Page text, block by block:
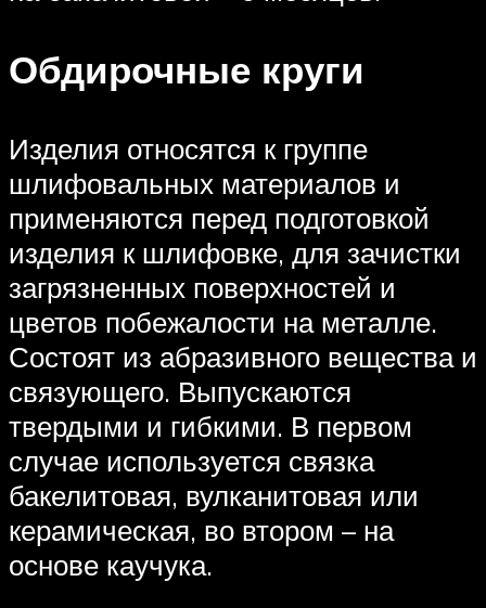
Обдирочные круги
Изделия относятся к группе
шлифовальных материалов и
применяются перед подготовкой
изделия к шлифовке, для зачистки
загрязненных поверхностей и
цветов побежалости на металле.
Состоят из абразивного вещества и
связующего. Выпускаются
твердыми и гибкими. В первом
случае используется связка
бакелитовая, вулканитовая или
керамическая, во втором – на
основе каучука.